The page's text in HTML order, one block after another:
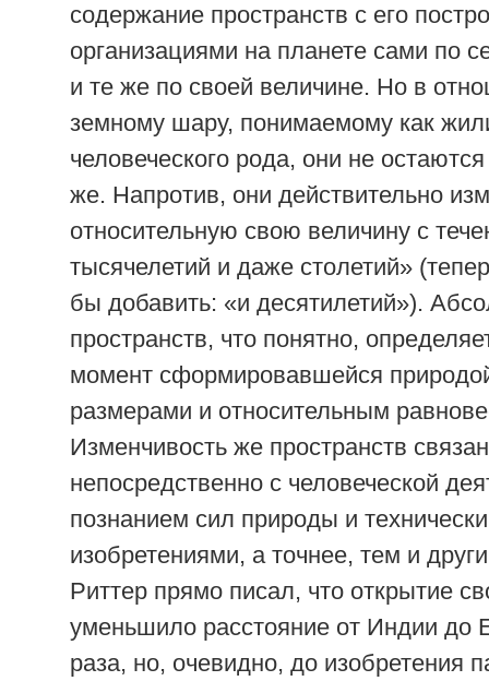
содержание пространств с его
организациями на планете сами по
и те же по своей величине. Но в
земному шару, понимаемому как
человеческого рода, они не
же. Напротив, они действительно
относительную свою величину с
тысячелетий и даже столетий»
бы добавить: «и десятилетий»).
пространств, что понятно,
момент сформировавшейся
размерами и относительным
Изменчивость же пространств
непосредственно с человеческой
познанием сил природы и
изобретениями, а точнее, тем и
Риттер прямо писал, что открытие
уменьшило расстояние от Индии до
раза, но, очевидно, до изобретения